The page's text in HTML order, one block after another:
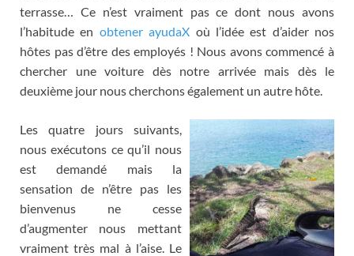
terrasse… Ce n’est vraiment pas ce dont nous avons
l’habitude en obtener ayudaX où l’idée est d’aider nos
hôtes pas d’être des employés ! Nous avons commencé à
chercher une voiture dès notre arrivée mais dès le
deuxième jour nous cherchons également un autre hôte.
Les quatre jours suivants,
nous exécutons ce qu’il nous
est demandé mais la
sensation de n’être pas les
bienvenus ne cesse
d’augmenter nous mettant
vraiment très mal à l’aise. Le